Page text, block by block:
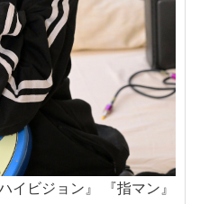
イビジョン』 『指マン』